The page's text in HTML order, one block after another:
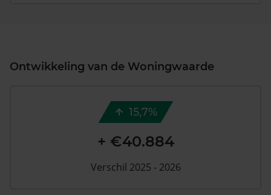
Ontwikkeling van de Woningwaarde
15,7%
+ €40.884
Verschil 2025 - 2026